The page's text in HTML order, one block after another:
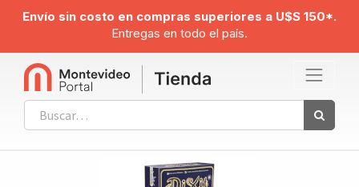
Envío sin costo en compras superiores a U$S 150*.
Entregas en todo el país.